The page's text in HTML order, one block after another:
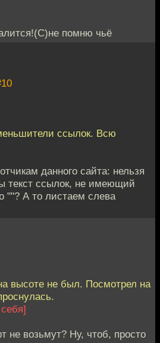
помню чьё
ссылок. Всю
данного сайта: нельзя
текст ссылок, не имеющий
""? А то листаем слева
высоте не был. Посмотрел на
не возьмут? Ну, чтоб, просто